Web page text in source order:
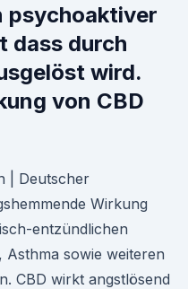
psychoaktiver
dass durch
wird.
von CBD
| Deutscher
Wirkung
entzündlichen
sowie weiteren
CBD wirkt angstlösend